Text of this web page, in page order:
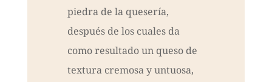
piedra de la quesería,
después de los cuales da
como resultado un queso de
textura cremosa y untuosa,